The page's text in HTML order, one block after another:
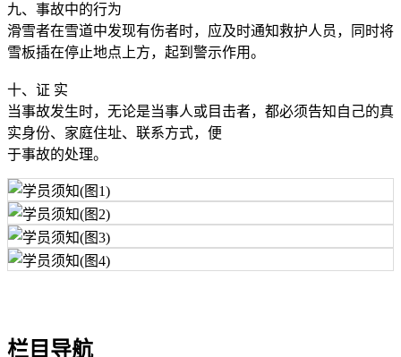
九、事故中的行为
滑雪者在雪道中发现有伤者时，应及时通知救护人员，同时将
雪板插在停止地点上方，起到警示作用。
十、证 实
当事故发生时，无论是当事人或目击者，都必须告知自己的真
实身份、家庭住址、联系方式，便
于事故的处理。
栏目导航